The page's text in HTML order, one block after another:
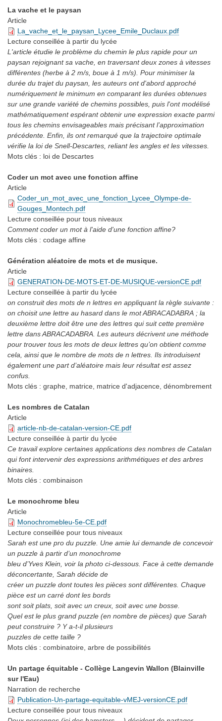
La vache et le paysan
Article
La_vache_et_le_paysan_Lycee_Emile_Duclaux.pdf
Lecture conseillée à partir du lycée
L'article étudie le problème du chemin le plus rapide pour un
paysan rejoignant sa vache, en traversant deux zones à vitesses
différentes (herbe à 2 m/s, boue à 1 m/s). Pour minimiser la
durée du trajet du paysan, les auteurs ont d'abord approché
numériquement le minimum en comparant les durées obtenues
sur une grande variété de chemins possibles, puis l'ont modélisé
mathématiquement espérant obtenir une expression exacte parmi
tous les chemins envisageables mais précisant l’approximation
précédente. Enfin, ils ont remarqué que la trajectoire optimale
vérifie la loi de Snell-Descartes, reliant les angles et les vitesses.
Mots clés : loi de Descartes
Coder un mot avec une fonction affine
Article
Coder_un_mot_avec_une_fonction_Lycee_Olympe-de-
Gouges_Montech.pdf
Lecture conseillée pour tous niveaux
Comment coder un mot à l'aide d'une fonction affine?
Mots clés : codage affine
Génération aléatoire de mots et de musique.
Article
GENERATION-DE-MOTS-ET-DE-MUSIQUE-versionCE.pdf
Lecture conseillée à partir du lycée
on construit des mots de n lettres en appliquant la règle suivante :
on choisit une lettre au hasard dans le mot ABRACADABRA ; la
deuxième lettre doit être une des lettres qui suit cette première
lettre dans ABRACADABRA. Les auteurs décrivent une méthode
pour trouver tous les mots de deux lettres qu’on obtient comme
cela, ainsi que le nombre de mots de n lettres. Ils introduisent
également une part d’aléatoire mais leur résultat est assez
confus.
Mots clés : graphe, matrice, matrice d'adjacence, dénombrement
Les nombres de Catalan
Article
article-nb-de-catalan-version-CE.pdf
Lecture conseillée à partir du lycée
Ce travail explore certaines applications des nombres de Catalan
qui font intervenir des expressions arithmétiques et des arbres
binaires.
Mots clés : combinaison
Le monochrome bleu
Article
Monochromebleu-5e-CE.pdf
Lecture conseillée pour tous niveaux
Sarah est une pro du puzzle. Une amie lui demande de concevoir
un puzzle à partir d’un monochrome
bleu d’Yves Klein, voir la photo ci-dessous. Face à cette demande
déconcertante, Sarah décide de
créer un puzzle dont toutes les pièces sont différentes. Chaque
pièce est un carré dont les bords
sont soit plats, soit avec un creux, soit avec une bosse.
Quel est le plus grand puzzle (en nombre de pièces) que Sarah
peut construire ? Y a-t-il plusieurs
puzzles de cette taille ?
Mots clés : combinatoire, arbre de possibilités
Un partage équitable - Collège Langevin Wallon (Blainville
sur l'Eau)
Narration de recherche
Publication-Un-partage-equitable-vMEJ-versionCE.pdf
Lecture conseillée pour tous niveaux